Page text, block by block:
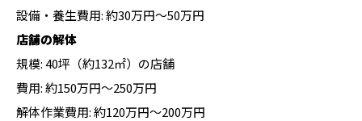
設備・養生費用: 約30万円〜50万円
店舗の解体
規模: 40坪（約132㎡）の店舗
費用: 約150万円〜250万円
解体作業費用: 約120万円〜200万円